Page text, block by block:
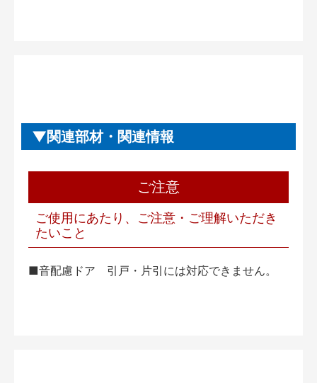
関連部材・関連情報
ご注意
ご使用にあたり、ご注意・ご理解いただき
たいこと
■音配慮ドア 引戸・片引には対応できません。